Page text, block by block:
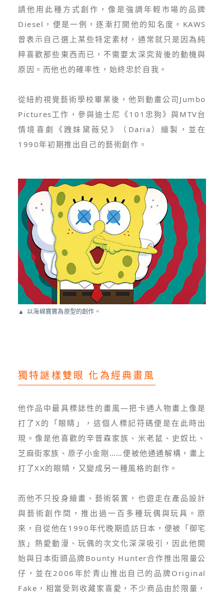
請他用此種方式創作，像是強調年輕市場的品牌
Diesel，便是一例，逐漸打開他的知名度。KAWS
曾表示自己選上某些特定素材，通常就只是因為純
粹喜歡那些東西而已，不需要太深究背後的動機與
原因。而他也的確率性，始終忠於自我。
從紐約視覺藝術學校畢業後，他到動畫公司Jumbo
Pictures工作，參與迪士尼《101忠狗》與MTV台
情境喜劇《跩妹黛薇兒》（Daria）繪製，並在
1990年初期推出自己的藝術創作。
以海綿寶寶為原型的創作。
獨特謎樣雙眼 化為經典畫風
他作品中最具標誌性的畫風—把卡通人物畫上像是
打了X的「眼睛」，這個人標記符碼便是在此時出
現。像是他喜歡的辛普森家族、米老鼠、史奴比、
芝麻街家族、原子小金剛……便被他通通解構，畫上
打了XX的眼睛，又變成另一種風格的創作。
而他不只投身繪畫、藝術裝置，也遊走在產品設計
與藝術創作間，推出過一百多種玩偶與玩具。原
來，自從他在1990年代晚期造訪日本，便被「御宅
族」熱愛動漫、玩偶的次文化深深吸引，因此他開
始與日本街頭品牌Bounty Hunter合作推出限量公
仔，並在2006年於青山推出自己的品牌Original
Fake，相當受到收藏家喜愛，不少商品由於限量，